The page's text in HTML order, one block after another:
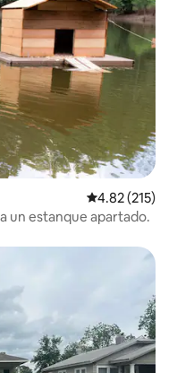
Calificación
4.82 (215)
un estanque apartado.